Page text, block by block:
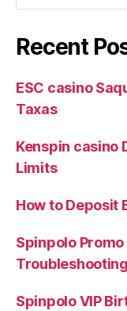
Recent
ESC casino
Taxas
Kenspin casino
Limits
How to Deposit
Spinpolo
Troubleshooting
Spinpolo VIP